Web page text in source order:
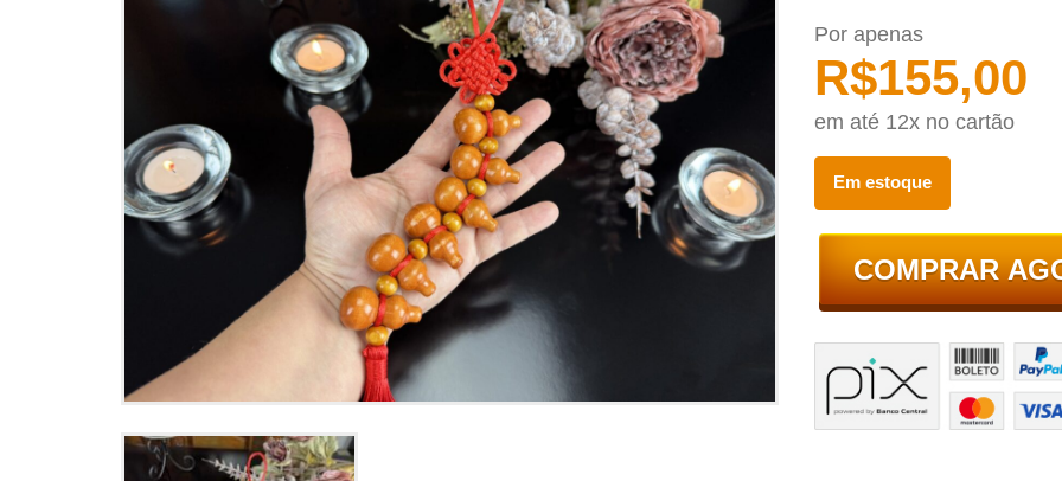
Por apenas
R$155,00
em até 12x no cartão
Em estoque
COMPRAR